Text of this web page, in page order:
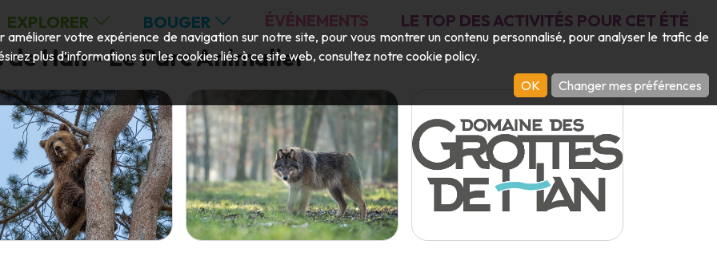
EXPLORER BOUGER ÉVÉNEMENTS LE TOP DES ACTIVITÉS POUR CET ÉTÉ
Han - Le Parc Animalier
améliorer votre expérience de navigation sur notre site, pour vous montrer un contenu personnalisé, pour analyser le trafic de
plus d’informations sur les cookies liés à ce site web, consultez notrecookie policy.
OK
Changer mes préférences